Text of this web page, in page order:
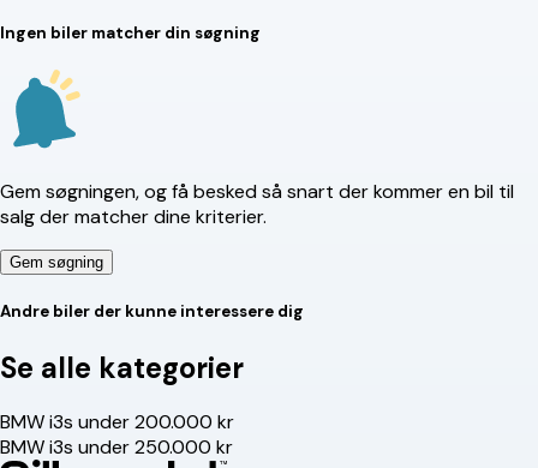
Ingen biler matcher din søgning
Gem søgningen, og få besked så snart der kommer en bil til
salg der matcher dine kriterier.
Gem søgning
Andre biler der kunne interessere dig
Se alle kategorier
BMW i3s under 200.000 kr
BMW i3s under 250.000 kr